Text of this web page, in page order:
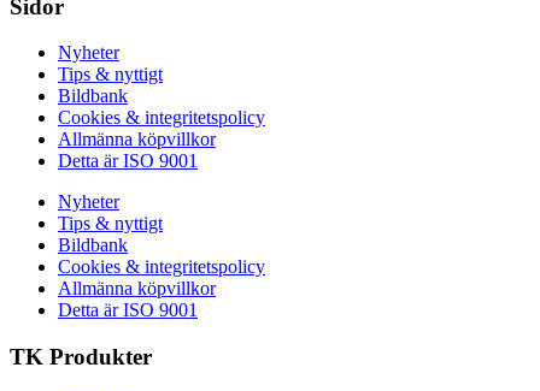
Sidor
Nyheter
Tips & nyttigt
Bildbank
Cookies & integritetspolicy
Allmänna köpvillkor
Detta är ISO 9001
Nyheter
Tips & nyttigt
Bildbank
Cookies & integritetspolicy
Allmänna köpvillkor
Detta är ISO 9001
TK Produkter